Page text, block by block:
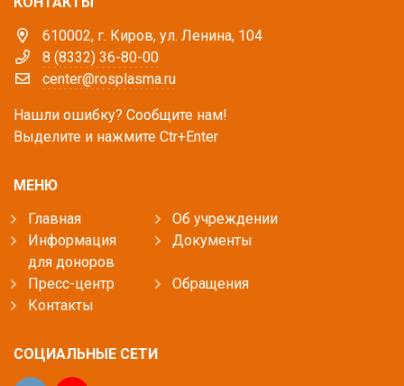
610002, г. Киров, ул. Ленина, 104
8 (8332) 36-80-00
center@rosplasma.ru
Нашли ошибку? Сообщите нам!
Выделите и нажмите Ctr+Enter
МЕНЮ
Главная
Об учреждении
Информация
для доноров
Документы
Пресс-центр
Обращения
Контакты
СОЦИАЛЬНЫЕ СЕТИ